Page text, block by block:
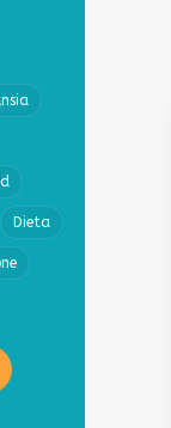
Dieta
RSS